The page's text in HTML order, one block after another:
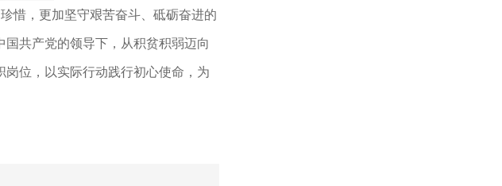
惜，更加坚守艰苦奋斗、砥砺奋进的
共产党的领导下，从积贫积弱迈向
位，以实际行动践行初心使命，为